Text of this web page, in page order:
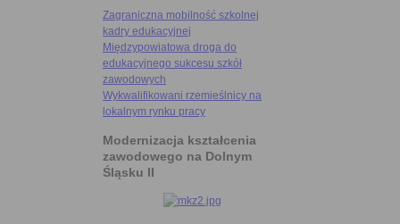
Zagraniczna mobilność szkolnej
kadry edukacyjnej
Międzypowiatowa droga do
edukacyjnego sukcesu szkół
zawodowych
Wykwalifikowani rzemieślnicy na
lokalnym rynku pracy
Modernizacja kształcenia
zawodowego na Dolnym
Śląsku II